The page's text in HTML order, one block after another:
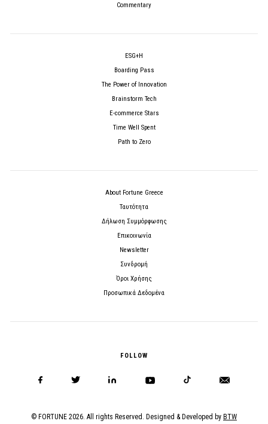
Commentary
ESG+H
Boarding Pass
The Power of Innovation
Brainstorm Tech
E-commerce Stars
Time Well Spent
Path to Zero
About Fortune Greece
Ταυτότητα
Δήλωση Συμμόρφωσης
Επικοινωνία
Newsletter
Συνδρομή
Όροι Χρήσης
Προσωπικά Δεδομένα
FOLLOW
© FORTUNE 2026. All rights Reserved. Designed & Developed by BTW